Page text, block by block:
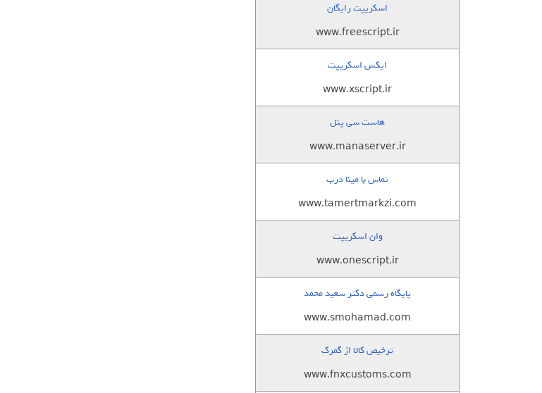
اسکریپت رایگان
www.freescript.ir
ایکس اسکریپت
www.xscript.ir
هاست سی پنل
www.manaserver.ir
تماس با مینا درب
www.tamertmarkzi.com
وان اسکریپت
www.onescript.ir
پایگاه رسمی دکتر سعید محمد
www.smohamad.com
ترخیص کالا از گمرک
www.fnxcustoms.com